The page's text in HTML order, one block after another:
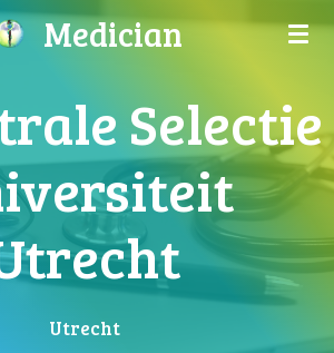
Medician
Selectie
Utrecht